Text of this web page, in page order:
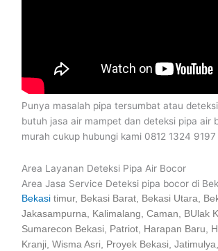
Punya masalah pipa tersumbat atau
butuh jasa air mampet dan deteksi pipa air
murah cukup hubungi kami 0812 1324 9197
Area Layanan Deteksi Pipa Air Bocor
Area Jasa Service Deteksi pipa bocor di
Bekasi timur, Bekasi Barat, Bekasi Utara,
Jakasampurna, Kalimalang, Caman, BUlak
Sumarecon Bekasi, Patriot, Harapan Baru,
Kranji, Wisma Asri, Proyek Bekasi,